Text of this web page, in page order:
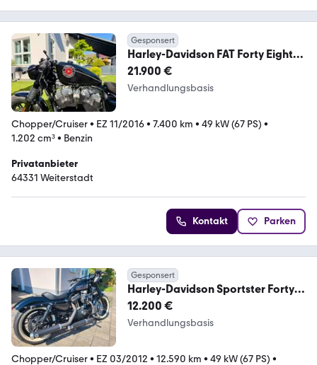
Gesponsert
Harley-Davidson FAT Forty Eight
48 SPORTSTER - Einzelstück
21.900 €
Verhandlungsbasis
Chopper/Cruiser• EZ 11/2016• 7.400 km • 49 kW (67 PS) •
1.202 cm³• Benzin
Privatanbieter
64331 Weiterstadt
Kontakt Parken
Gesponsert
Harley-Davidson Sportster Forty
Eight 48 /Euro3/Penzl Retro/5HD
12.200 €
Verhandlungsbasis
Chopper/Cruiser• EZ 03/2012 • 12.590 km • 49 kW (67 PS) •